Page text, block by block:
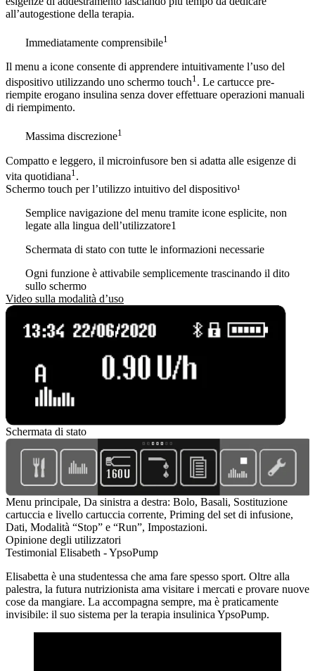
all’autogestione della terapia.
Immediatamente comprensibile1
Il menu a icone consente di apprendere intuitivamente l’uso del
dispositivo utilizzando uno schermo touch1 . Le cartucce pre-
riempite erogano insulina senza dover effettuare operazioni manuali
di riempimento.
Massima discrezione1
Compatto e leggero, il microinfusore ben si adatta alle esigenze di
vita quotidiana1 .
Schermo touch per l’utilizzo intuitivo del dispositivo¹
Semplice navigazione del menu tramite icone esplicite, non
legate alla lingua dell’utilizzatore1
Schermata di stato con tutte le informazioni necessarie
Ogni funzione è attivabile semplicemente trascinando il dito
sullo schermo
Video sulla modalità d’uso
Schermata di stato
Menu principale, Da sinistra a destra: Bolo, Basali, Sostituzione
cartuccia e livello cartuccia corrente, Priming del set di infusione,
Dati, Modalità “Stop” e “Run”, Impostazioni.
Opinione degli utilizzatori
Testimonial Elisabeth - YpsoPump
Elisabetta è una studentessa che ama fare spesso sport. Oltre alla
palestra, la futura nutrizionista ama visitare i mercati e provare nuove
cose da mangiare. La accompagna sempre, ma è praticamente
invisibile: il suo sistema per la terapia insulinica YpsoPump.